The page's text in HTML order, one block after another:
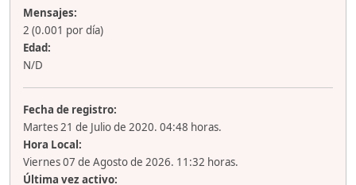
Mensajes:
2 (0.001 por día)
Edad:
N/D
Fecha de registro:
Martes 21 de Julio de 2020. 04:48 horas.
Hora Local:
Viernes 07 de Agosto de 2026. 11:32 horas.
Última vez activo: